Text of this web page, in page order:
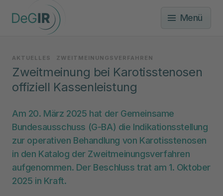
Menü
AKTUELLES ZWEITMEINUNGSVERFAHREN
Zweitmeinung bei Karotisstenosen
offiziell Kassenleistung
Am 20. März 2025 hat der Gemeinsame
Bundesausschuss (G-BA) die Indikationsstellung
zur operativen Behandlung von Karotisstenosen
in den Katalog der Zweitmeinungsverfahren
aufgenommen. Der Beschluss trat am 1. Oktober
2025 in Kraft.